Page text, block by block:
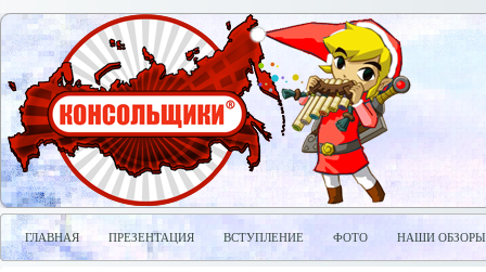
ГЛАВНАЯ ПРЕЗЕНТАЦИЯ ВСТУПЛЕНИЕ ФОТО НАШИ ОБЗОРЫ